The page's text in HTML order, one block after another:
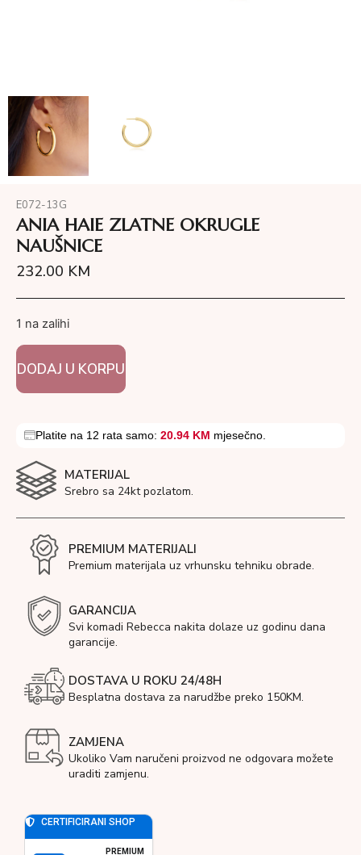
E072-13G
ANIA HAIE ZLATNE OKRUGLE
NAUŠNICE
232.00 KM
1 na zalihi
DODAJ U KORPU
Platite na 12 rata samo: 20.94 KM mjesečno.
MATERIJAL
Srebro sa 24kt pozlatom.
PREMIUM MATERIJALI
Premium materijala uz vrhunsku tehniku obrade.
GARANCIJA
Svi komadi Rebecca nakita dolaze uz godinu dana
garancije.
DOSTAVA U ROKU 24/48H
Besplatna dostava za narudžbe preko 150KM.
ZAMJENA
Ukoliko Vam naručeni proizvod ne odgovara možete
uraditi zamjenu.